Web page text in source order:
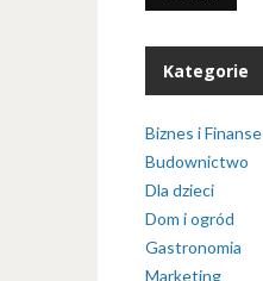
Kategorie
Biznes i Finanse
Budownictwo
Dla dzieci
Dom i ogród
Gastronomia
Marketing